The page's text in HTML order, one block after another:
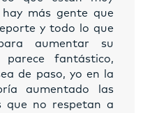
hay más gente que
y todo lo que
aumentar su
parece fantástico,
de paso, yo en la
aumentado las
que no respetan a